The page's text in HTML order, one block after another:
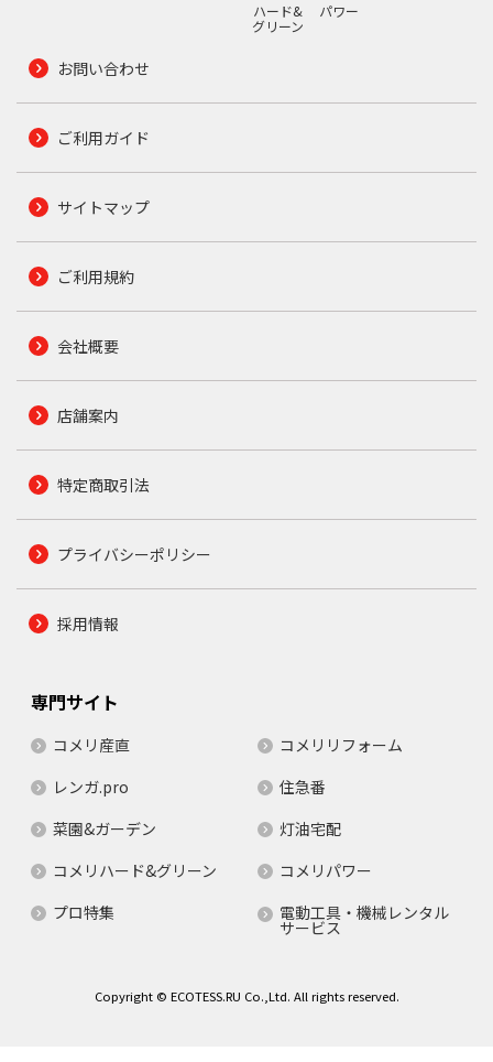
ハード&
グリーン
パワー
お問い合わせ
ご利用ガイド
サイトマップ
ご利用規約
会社概要
店舗案内
特定商取引法
プライバシーポリシー
採用情報
専門サイト
コメリ産直
コメリリフォーム
レンガ.pro
住急番
菜園&ガーデン
灯油宅配
コメリハード&グリーン
コメリパワー
プロ特集
電動工具・機械レンタル
サービス
Copyright © ECOTESS.RU Co.,Ltd. All rights reserved.